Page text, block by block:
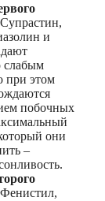
и
слабым
при этом
побочных
они
–